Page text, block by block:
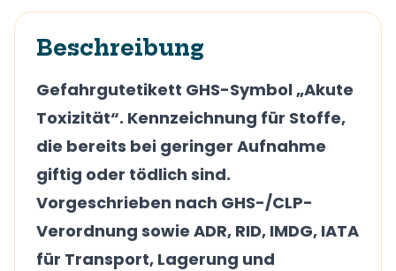
Beschreibung
Gefahrgutetikett GHS-Symbol „Akute
Toxizität“. Kennzeichnung für Stoffe,
die bereits bei geringer Aufnahme
giftig oder tödlich sind.
Vorgeschrieben nach GHS-/CLP-
Verordnung sowie ADR, RID, IMDG, IATA
für Transport, Lagerung und